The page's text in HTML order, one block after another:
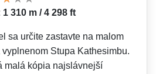
310 m / 4 298 ft
sa určite zastavte na malom
Stupa Kathesimbu.
malá kópia najslávnejší